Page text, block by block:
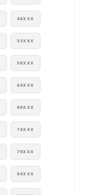
48XXX
53XXX
58XXX
64XXX
69XXX
74XXX
79XXX
84XXX